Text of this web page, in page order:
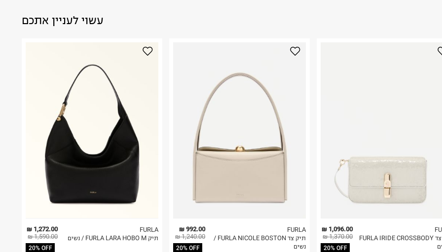
על גבי החבילה
בלבד. לא ניתן
עשוי לעניין אתכם
1,272.00 ₪
1,590.00 ₪
20% OFF
FURLA
תיק FURLA LARA HOBO M / נשים
992.00 ₪
1,240.00 ₪
20% OFF
FURLA
תיק צד FURLA NICOLE BOSTON /
נשים
1,096.00 ₪
1,370.00 ₪
20% OFF
תיק צד FURLA IRIDE CROSSBODY